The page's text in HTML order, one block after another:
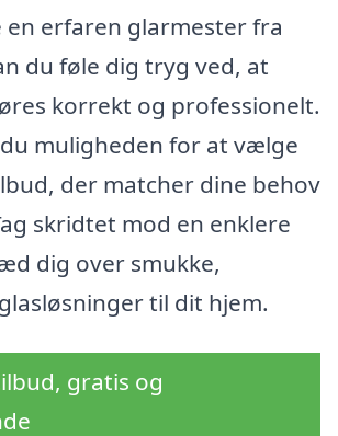
erfaren glarmester fra
du føle dig tryg ved, at
korrekt og professionelt.
muligheden for at vælge
der matcher dine behov
skridtet mod en enklere
dig over smukke,
til dit hjem.
gratis og